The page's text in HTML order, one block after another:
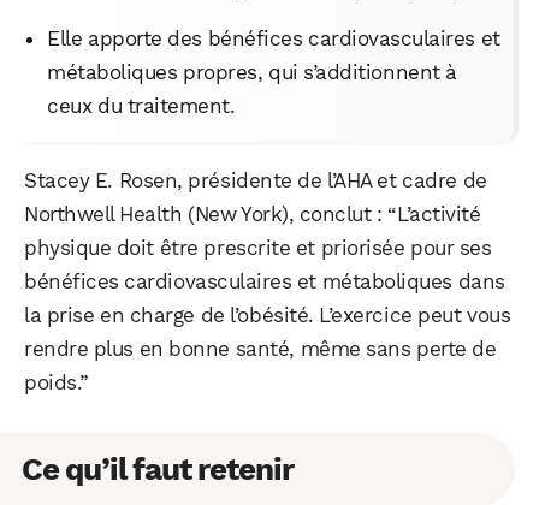
Elle apporte des bénéfices cardiovasculaires et
métaboliques propres, qui s’additionnent à
ceux du traitement.
Stacey E. Rosen, présidente de l’AHA et cadre de
Northwell Health (New York), conclut : “L’activité
physique doit être prescrite et priorisée pour ses
bénéfices cardiovasculaires et métaboliques dans
la prise en charge de l’obésité. L’exercice peut vous
rendre plus en bonne santé, même sans perte de
poids.”
Ce qu’il faut retenir